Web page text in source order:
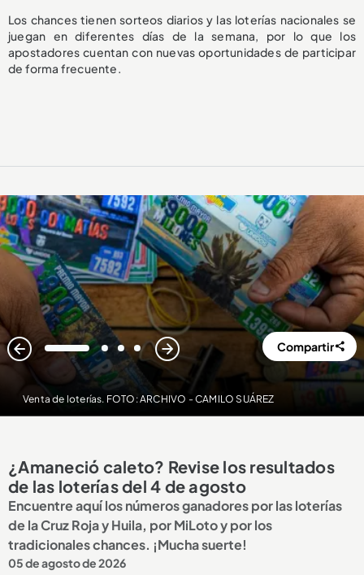
Los chances tienen sorteos diarios y las loterías nacionales se
juegan en diferentes días de la semana, por lo que los
apostadores cuentan con nuevas oportunidades de participar
de forma frecuente.
Venta de loterías. FOTO: ARCHIVO - CAMILO SUÁREZ
1 2 3 4 Compartir
¿Amaneció caleto? Revise los resultados
de las loterías del 4 de agosto
Encuentre aquí los números ganadores por las loterías
de la Cruz Roja y Huila, por MiLoto y por los
tradicionales chances. ¡Mucha suerte!
05 de agosto de 2026